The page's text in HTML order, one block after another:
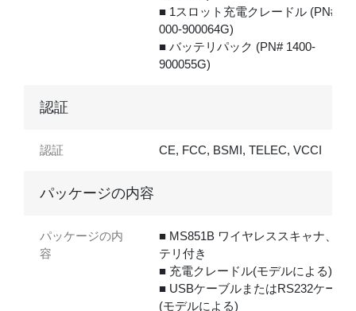
■ 1スロット充電クレードル (PN#5
000-900064G)
■ バッテリパック (PN# 1400-
900055G)
認証
認証 CE, FCC, BSMI, TELEC, VCCI
パッケージの内容
パッケージの内
容
■ MS851B ワイヤレススキャナ、バ
テリ付き
■ 充電クレードル(モデルによる)
■ USBケーブルまたはRS232ケーブ
(モデルによる)